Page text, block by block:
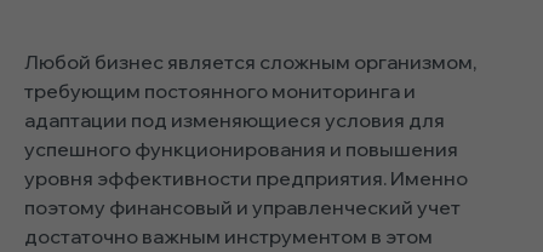
Любой бизнес является сложным организмом,
требующим постоянного мониторинга и
адаптации под изменяющиеся условия для
успешного функционирования и повышения
уровня эффективности предприятия. Именно
поэтому финансовый и управленческий учет
достаточно важным инструментом в этом